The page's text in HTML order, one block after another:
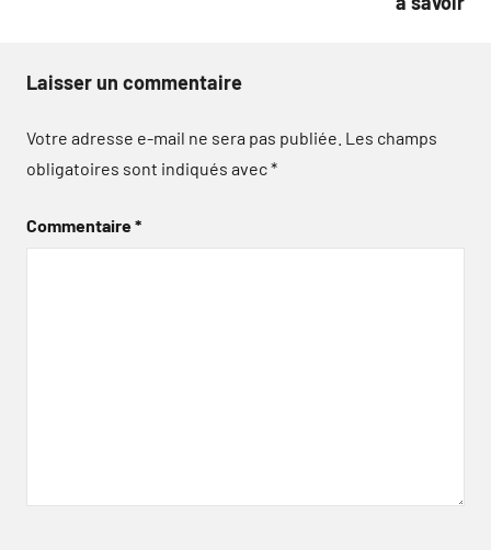
Laisser un commentaire
Votre adresse e-mail ne sera pas publiée. Les champs
obligatoires sont indiqués avec*
Commentaire*